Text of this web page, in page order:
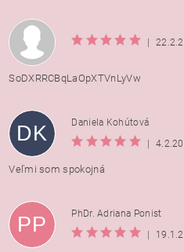
|
SoDXRRCBqLaOpXTVnLyVw
DK
Daniela Kohútová
|
Veľmi som spokojná
PP
PhDr. Adriana Ponist
|